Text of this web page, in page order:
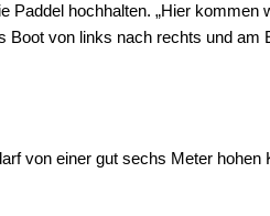
hochhalten. „Hier
von links nach rechts und
von einer gut sechs Meter hohen